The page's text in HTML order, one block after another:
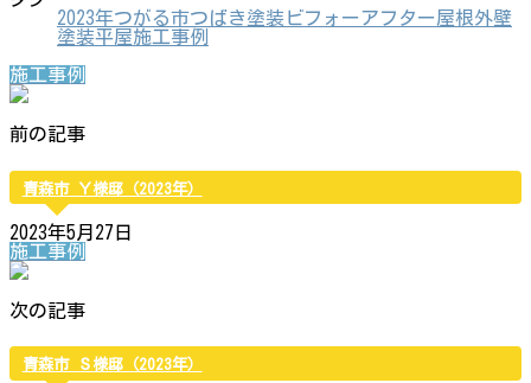
2023年つがる市つばき塗装 ビフォーアフター屋根外壁
塗装平屋施工事例
施工事例
前の記事
青森市 Ｙ様邸（2023年）
2023年5月27日
施工事例
次の記事
青森市 Ｓ様邸（2023年）